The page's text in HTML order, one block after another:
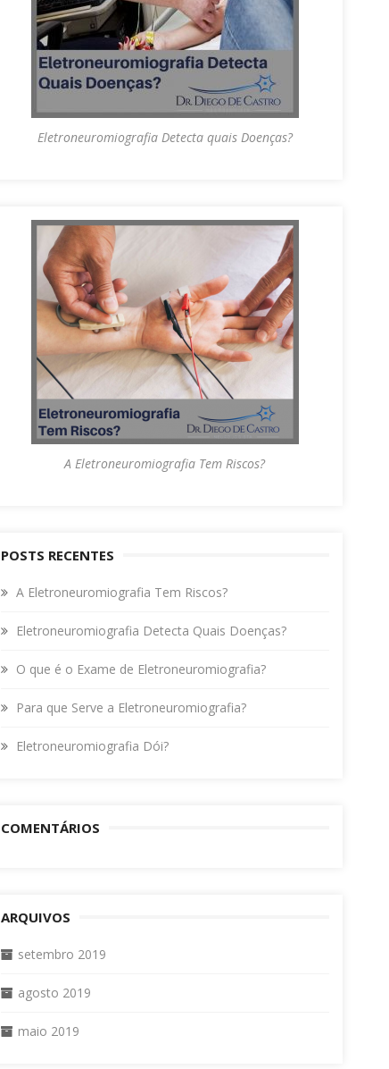
Eletroneuromiografia Detecta quais Doenças?
A Eletroneuromiografia Tem Riscos?
POSTS RECENTES
A Eletroneuromiografia Tem Riscos?
Eletroneuromiografia Detecta Quais Doenças?
O que é o Exame de Eletroneuromiografia?
Para que Serve a Eletroneuromiografia?
Eletroneuromiografia Dói?
COMENTÁRIOS
ARQUIVOS
setembro 2019
agosto 2019
maio 2019